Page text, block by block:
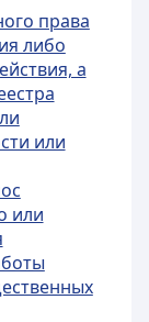
права
либо
а
или
или